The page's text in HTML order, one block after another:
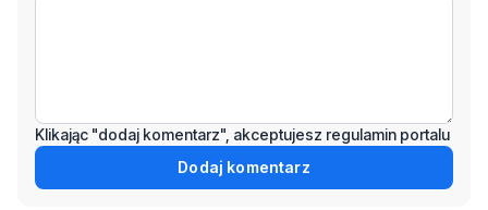
Klikając "dodaj komentarz", akceptujesz regulamin portalu
Dodaj komentarz